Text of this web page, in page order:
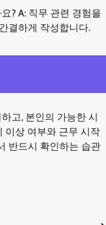
? A: 직무 관련 경험을
결하게 작성합니다.
고, 본인의 가능한 시
이상 여부와 근무 시작
반드시 확인하는 습관